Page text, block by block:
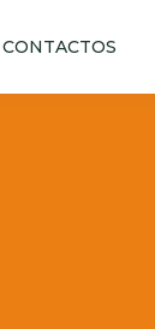
CONTACTOS